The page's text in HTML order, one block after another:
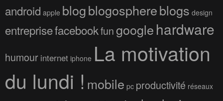
android apple blogblogosphereblogs design
entreprisefacebookfungooglehardware
humour internet iphone La motivation
du lundi ! mobile pc productivité réseaux